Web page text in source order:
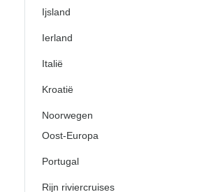
Ijsland
Ierland
Italië
Kroatië
Noorwegen
Oost-Europa
Portugal
Rijn riviercruises